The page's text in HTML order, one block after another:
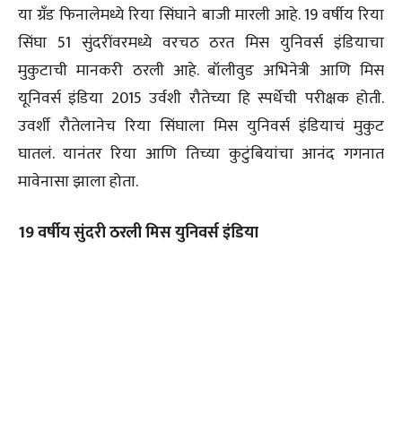
या ग्रँड फिनालेमध्ये रिया सिंघाने बाजी मारली आहे. 19 वर्षीय रिया
सिंघा 51 सुंदरींवरमध्ये वरचठ ठरत मिस युनिवर्स इंडियाचा
मुकुटाची मानकरी ठरली आहे. बॉलीवुड अभिनेत्री आणि मिस
यूनिवर्स इंडिया 2015 उर्वशी रौतेच्या हि स्पर्धेची परीक्षक होती.
उवर्शी रौतेलानेच रिया सिंघाला मिस युनिवर्स इंडियाचं मुकुट
घातलं. यानंतर रिया आणि तिच्या कुटुंबियांचा आनंद गगनात
मावेनासा झाला होता.
19 वर्षीय सुंदरी ठरली मिस युनिवर्स इंडिया